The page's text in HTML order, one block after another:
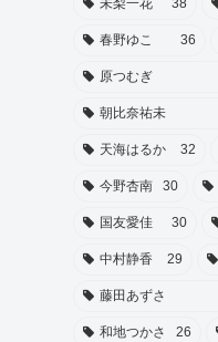
未梨一花 38
春野ゆこ 36
原つむぎ
朝比奈祐未
天海はるか 32
今野杏南 30
国友愛佳 30
中村静香 29
藤田あずさ
和地つかさ 26